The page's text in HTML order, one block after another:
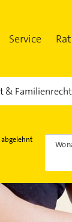
Service
& Familienrecht